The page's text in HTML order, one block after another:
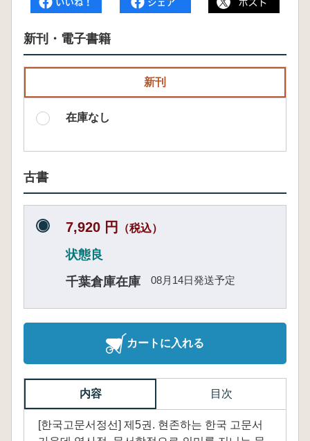
新刊・電子書籍
新刊
在庫なし
古書
7,920 円 （税込）
状態良
千葉倉庫在庫
08月14日発送予定
カートに入れる
内容 目次
[한국고문서정선] 제5권. 현존하는 한국 고문서